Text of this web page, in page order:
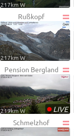
217km W
Rußkopf
217km W
Pension Bergland
•LIVE
219km W
Schmelzhof